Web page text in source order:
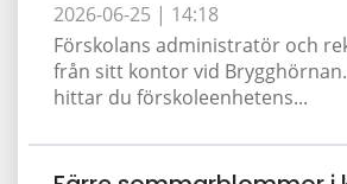
2026-06-25 | 14:18
Förskolans administratör och
från sitt kontor vid
hittar du förskoleenhetens...